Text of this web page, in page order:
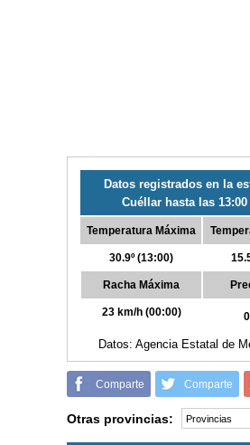
Datos registrados en la
Cuéllar hasta las
Temperatura Máxima
30.9º (13:00)
Racha Máxima
23 km/h (00:00)
Datos: Agencia Estatal de
Comparte Comparte
Otras provincias: